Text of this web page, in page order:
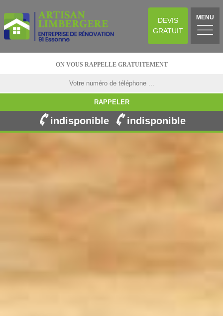
DEVIS
GRATUIT
MENU
ON VOUS RAPPELLE GRATUITEMENT
indisponible indisponible